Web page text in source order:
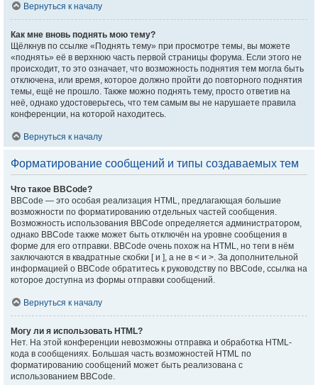
Вернуться к началу
Как мне вновь поднять мою тему?
Щёлкнув по ссылке «Поднять тему» при просмотре темы, вы можете
«поднять» её в верхнюю часть первой страницы форума. Если этого не
происходит, то это означает, что возможность поднятия тем могла быть
отключена, или время, которое должно пройти до повторного поднятия
темы, ещё не прошло. Также можно поднять тему, просто ответив на
неё, однако удостоверьтесь, что тем самым вы не нарушаете правила
конференции, на которой находитесь.
Вернуться к началу
Форматирование сообщений и типы создаваемых тем
Что такое BBCode?
BBCode — это особая реализация HTML, предлагающая большие
возможности по форматированию отдельных частей сообщения.
Возможность использования BBCode определяется администратором,
однако BBCode также может быть отключён на уровне сообщения в
форме для его отправки. BBCode очень похож на HTML, но теги в нём
заключаются в квадратные скобки [ и ], а не в < и >. За дополнительной
информацией о BBCode обратитесь к руководству по BBCode, ссылка на
которое доступна из формы отправки сообщений.
Вернуться к началу
Могу ли я использовать HTML?
Нет. На этой конференции невозможны отправка и обработка HTML-
кода в сообщениях. Большая часть возможностей HTML по
форматированию сообщений может быть реализована с
использованием BBCode.